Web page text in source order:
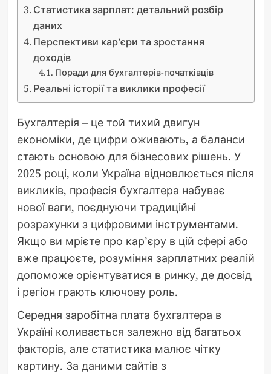
Статистика зарплат: детальний розбір
даних
Перспективи кар’єри та зростання
доходів
Поради для бухгалтерів-початківців
Реальні історії та виклики професії
Бухгалтерія – це той тихий двигун
економіки, де цифри оживають, а баланси
стають основою для бізнесових рішень. У
2025 році, коли Україна відновлюється після
викликів, професія бухгалтера набуває
нової ваги, поєднуючи традиційні
розрахунки з цифровими інструментами.
Якщо ви мрієте про кар’єру в цій сфері або
вже працюєте, розуміння зарплатних реалій
допоможе орієнтуватися в ринку, де досвід
і регіон грають ключову роль.
Середня заробітна плата бухгалтера в
Україні коливається залежно від багатьох
факторів, але статистика малює чітку
картину. За даними сайтів з